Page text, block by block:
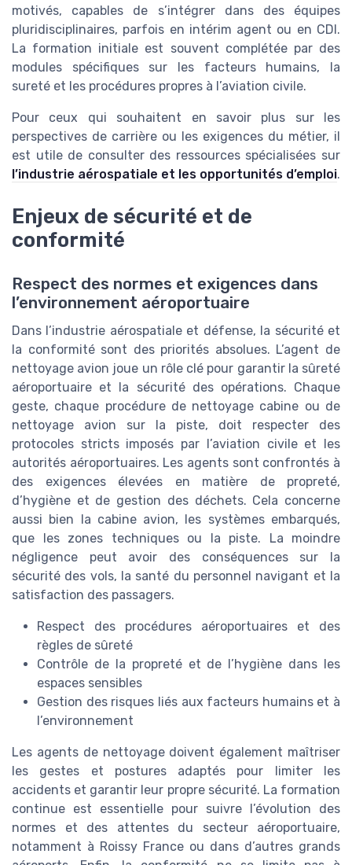
motivés, capables de s’intégrer dans des équipes
pluridisciplinaires, parfois en intérim agent ou en CDI.
La formation initiale est souvent complétée par des
modules spécifiques sur les facteurs humains, la
sureté et les procédures propres à l’aviation civile.
Pour ceux qui souhaitent en savoir plus sur les
perspectives de carrière ou les exigences du métier, il
est utile de consulter des ressources spécialisées sur
l’industrie aérospatiale et les opportunités d’emploi.
Enjeux de sécurité et de
conformité
Respect des normes et exigences dans
l’environnement aéroportuaire
Dans l’industrie aérospatiale et défense, la sécurité et
la conformité sont des priorités absolues. L’agent de
nettoyage avion joue un rôle clé pour garantir la sûreté
aéroportuaire et la sécurité des opérations. Chaque
geste, chaque procédure de nettoyage cabine ou de
nettoyage avion sur la piste, doit respecter des
protocoles stricts imposés par l’aviation civile et les
autorités aéroportuaires. Les agents sont confrontés à
des exigences élevées en matière de propreté,
d’hygiène et de gestion des déchets. Cela concerne
aussi bien la cabine avion, les systèmes embarqués,
que les zones techniques ou la piste. La moindre
négligence peut avoir des conséquences sur la
sécurité des vols, la santé du personnel navigant et la
satisfaction des passagers.
Respect des procédures aéroportuaires et des
règles de sûreté
Contrôle de la propreté et de l’hygiène dans les
espaces sensibles
Gestion des risques liés aux facteurs humains et à
l’environnement
Les agents de nettoyage doivent également maîtriser
les gestes et postures adaptés pour limiter les
accidents et garantir leur propre sécurité. La formation
continue est essentielle pour suivre l’évolution des
normes et des attentes du secteur aéroportuaire,
notamment à Roissy France ou dans d’autres grands